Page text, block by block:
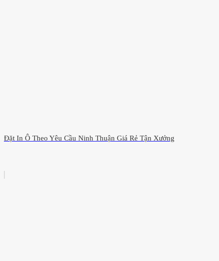
Đặt In Ô Theo Yêu Cầu Ninh Thuận Giá Rẻ Tận Xưởng